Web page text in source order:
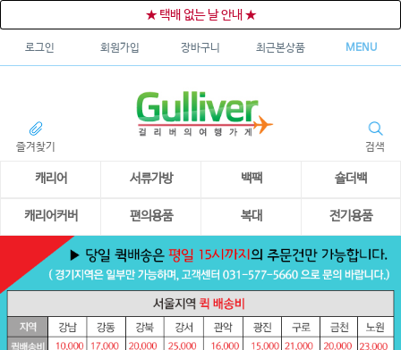
★ 택배 없는 날 안내 ★
로그인 회원가입 장바구니 최근본상품 MENU
즐겨찾기 검색
캐리어 서류가방 백팩 숄더백
캐리어커버 편의용품 복대 전기용품